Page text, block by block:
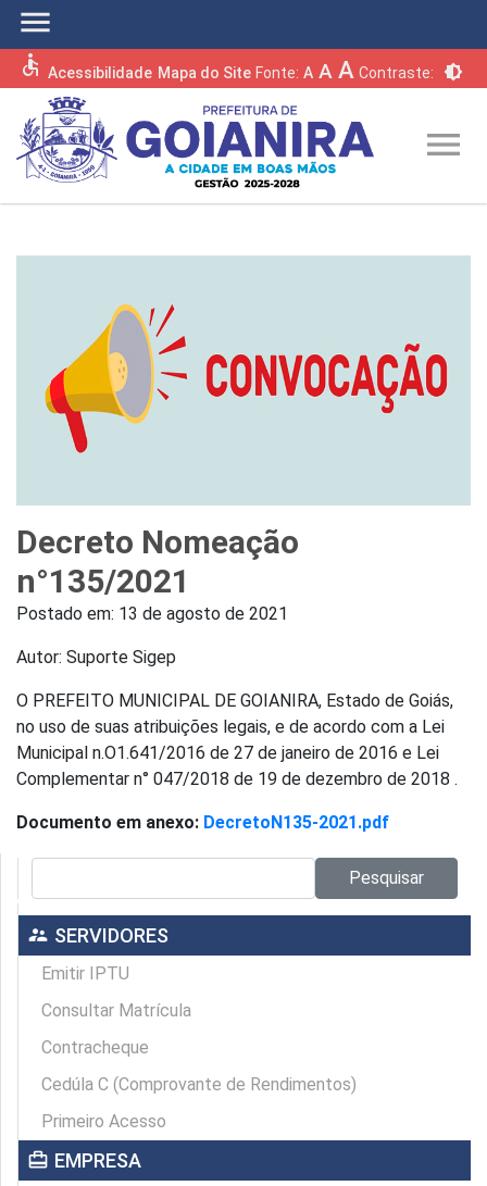
menu
accessible Acessibilidade Mapa do Site Fonte: A A A Contraste: brightness_6
menu
Decreto Nomeação
n°135/2021
Postado em: 13 de agosto de 2021
Autor: Suporte Sigep
O PREFEITO MUNICIPAL DE GOIANIRA, Estado de Goiás,
no uso de suas atribuições legais, e de acordo com a Lei
Municipal n.O1.641/2016 de 27 de janeiro de 2016 e Lei
Complementar n° 047/2018 de 19 de dezembro de 2018 .
Documento em anexo: DecretoN135-2021.pdf
Pesquisar
supervisor_account SERVIDORES
Emitir IPTU
Consultar Matrícula
Contracheque
Cedúla C (Comprovante de Rendimentos)
Primeiro Acesso
card_travel EMPRESA